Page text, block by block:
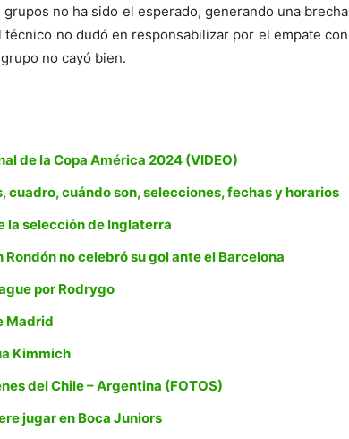
no ha sido el esperado, generando una brecha
técnico no dudó en responsabilizar por el empate con
no cayó bien.
de la Copa América 2024 (VIDEO)
cuadro, cuándo son, selecciones, fechas y horarios
la selección de Inglaterra
Rondón no celebró su gol ante el Barcelona
por Rodrygo
Madrid
Kimmich
del Chile – Argentina (FOTOS)
jugar en Boca Juniors